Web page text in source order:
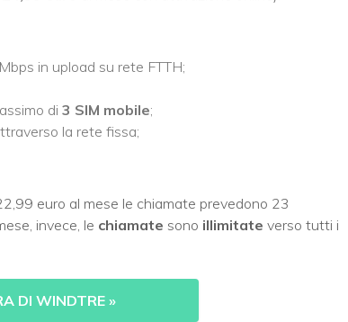
in upload su rete FTTH;
di 3 SIM mobile;
la rete fissa;
euro al mese le chiamate prevedono 23
invece, le chiamate sono illimitate verso tutti i
DI WINDTRE »